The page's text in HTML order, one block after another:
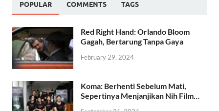
POPULAR COMMENTS TAGS
Red Right Hand: Orlando Bloom
Gagah, Bertarung Tanpa Gaya
February 29, 2024
Koma: Berhenti Sebelum Mati,
Sepertinya Menjanjikan Nih Film…